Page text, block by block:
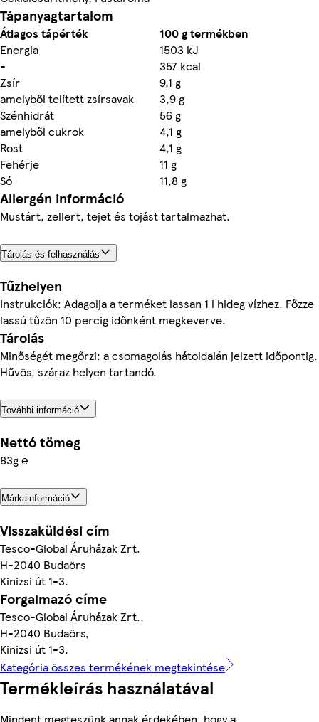
Tápanyagtartalom
Átlagos tápérték
100 g termékben
Energia
1503 kJ
-
357 kcal
Zsír
9,1 g
amelyből telített zsírsavak
3,9 g
Szénhidrát
56 g
amelyből cukrok
4,1 g
Rost
4,1 g
Fehérje
11 g
Só
11,8 g
Allergén információ
Mustárt, zellert, tejet és tojást tartalmazhat.
Tárolás és felhasználás
Tűzhelyen
Instrukciók: Adagolja a terméket lassan 1 l hideg vízhez. Főzze
lassú tűzön 10 percig időnként megkeverve.
Tárolás
Minőségét megőrzi: a csomagolás hátoldalán jelzett időpontig.
Hűvös, száraz helyen tartandó.
További információ
Nettó tömeg
83g ℮
Márkainformáció
Visszaküldési cím
Tesco-Global Áruházak Zrt.
H-2040 Budaörs
Kinizsi út 1-3.
Forgalmazó címe
Tesco-Global Áruházak Zrt.,
H-2040 Budaörs,
Kinizsi út 1-3.
Kategória összes termékének megtekintése
Termékleírás használatával